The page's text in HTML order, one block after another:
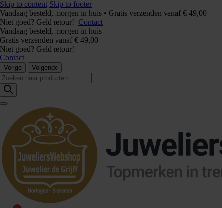
Skip to content Skip to footer
Vandaag besteld, morgen in huis • Gratis verzenden vanaf € 49,00 –
Niet goed? Geld retour! Contact
Vandaag besteld, morgen in huis
Gratis verzenden vanaf € 49,00
Niet goed? Geld retour!
Contact
Vorige Volgende
Producten
zoeken